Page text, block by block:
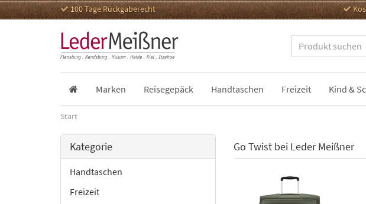
100 Tage Rückgaberecht
Marken Reisegepäck Handtaschen Freizeit Kind &
Start
Kategorie
Handtaschen
Freizeit
Go Twist bei Leder Meißner